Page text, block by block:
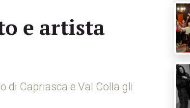
e artista
di Capriasca e Val Colla gli